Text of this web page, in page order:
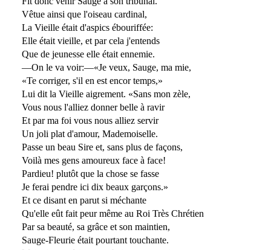
Vêtue ainsi que l'oiseau cardinal,
La Vieille était d'aspics ébouriffée:
Elle était vieille, et par cela j'entends
Que de jeunesse elle était ennemie.
—On le va voir:—«Je veux, Sauge, ma mie,
«Te corriger, s'il en est encor temps,»
Lui dit la Vieille aigrement. «Sans mon zèle,
Vous nous l'alliez donner belle à ravir
Et par ma foi vous nous alliez servir
Un joli plat d'amour, Mademoiselle.
Passe un beau Sire et, sans plus de façons,
Voilà mes gens amoureux face à face!
Pardieu! plutôt que la chose se fasse
Je ferai pendre ici dix beaux garçons.»
Et ce disant en parut si méchante
Qu'elle eût fait peur même au Roi Très Chrétien
Par sa beauté, sa grâce et son maintien,
Sauge-Fleurie était pourtant touchante.